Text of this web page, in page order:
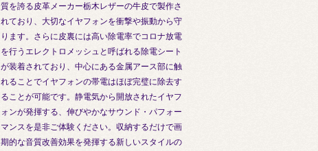
質を誇る皮革メーカー栃木レザーの牛皮で製作さ
れており、大切なイヤフォンを衝撃や振動から守
ります。さらに皮裏には高い除電率でコロナ放電
を行うエレクトロメッシュと呼ばれる除電シート
が装着されており、中心にある金属アース部に触
れることでイヤフォンの帯電はほぼ完璧に除去す
ることが可能です。静電気から開放されたイヤフ
ォンが発揮する、伸びやかなサウンド・パフォー
マンスを是非ご体験ください。収納するだけで画
期的な音質改善効果を発揮する新しいスタイルの